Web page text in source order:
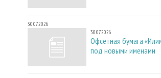
30.07.2026
30.07.2026
Офсетная бумага
под новыми именами